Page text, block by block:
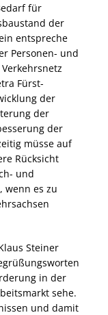
für
der
entspreche
Personen- und
Fürst-
der
der
der
müsse auf
Rücksicht
und
wenn es zu
Steiner
in der
sehe.
und damit